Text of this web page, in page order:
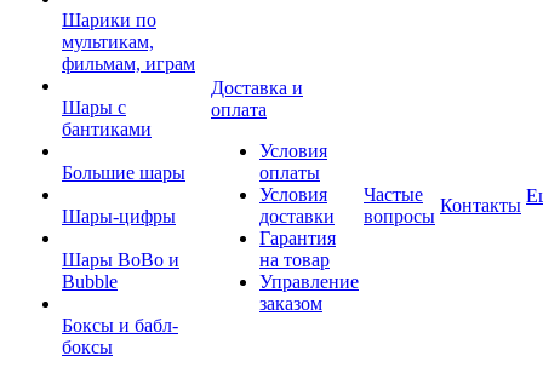
Шарики по
мультикам,
фильмам, играм
Шары с
бантиками
Большие шары
Шары-цифры
Шары BoBo и
Bubble
Боксы и бабл-
боксы
Доставка и
оплата
Условия
оплаты
Условия
доставки
Гарантия
на товар
Управление
заказом
Частые
вопросы
Контакты